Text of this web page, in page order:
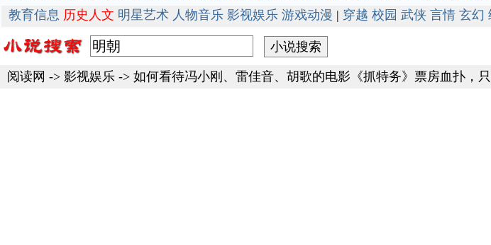
教育信息 历史人文 明星艺术 人物音乐 影视娱乐 游戏动漫 | 穿越 校园 武侠 言情 玄幻
阅读网 -> 影视娱乐 -> 如何看待冯小刚、雷佳音、胡歌的电影《抓特务》票房血扑，只